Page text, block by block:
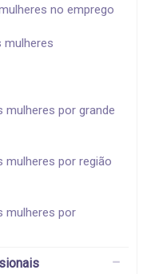
no emprego
mulheres
mulheres por grande
mulheres por região
mulheres por